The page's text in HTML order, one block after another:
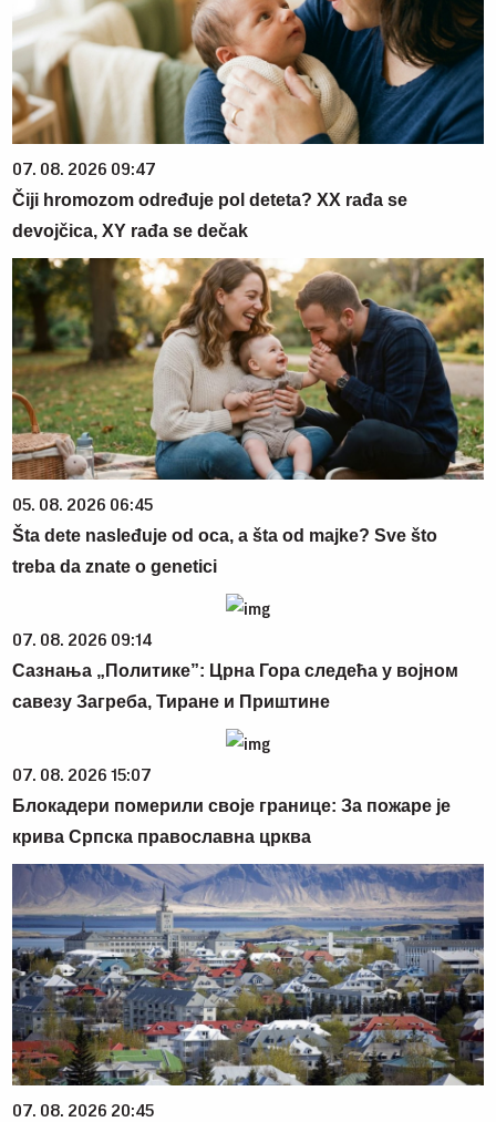
07. 08. 2026 09:47
Čiji hromozom određuje pol deteta? XX rađa se
devojčica, XY rađa se dečak
05. 08. 2026 06:45
Šta dete nasleđuje od oca, a šta od majke? Sve što
treba da znate o genetici
07. 08. 2026 09:14
Сазнања „Политике”: Црна Гора следећа у војном
савезу Загреба, Тиране и Приштине
07. 08. 2026 15:07
Блокадери померили своје границе: За пожаре је
крива Српска православна црква
07. 08. 2026 20:45